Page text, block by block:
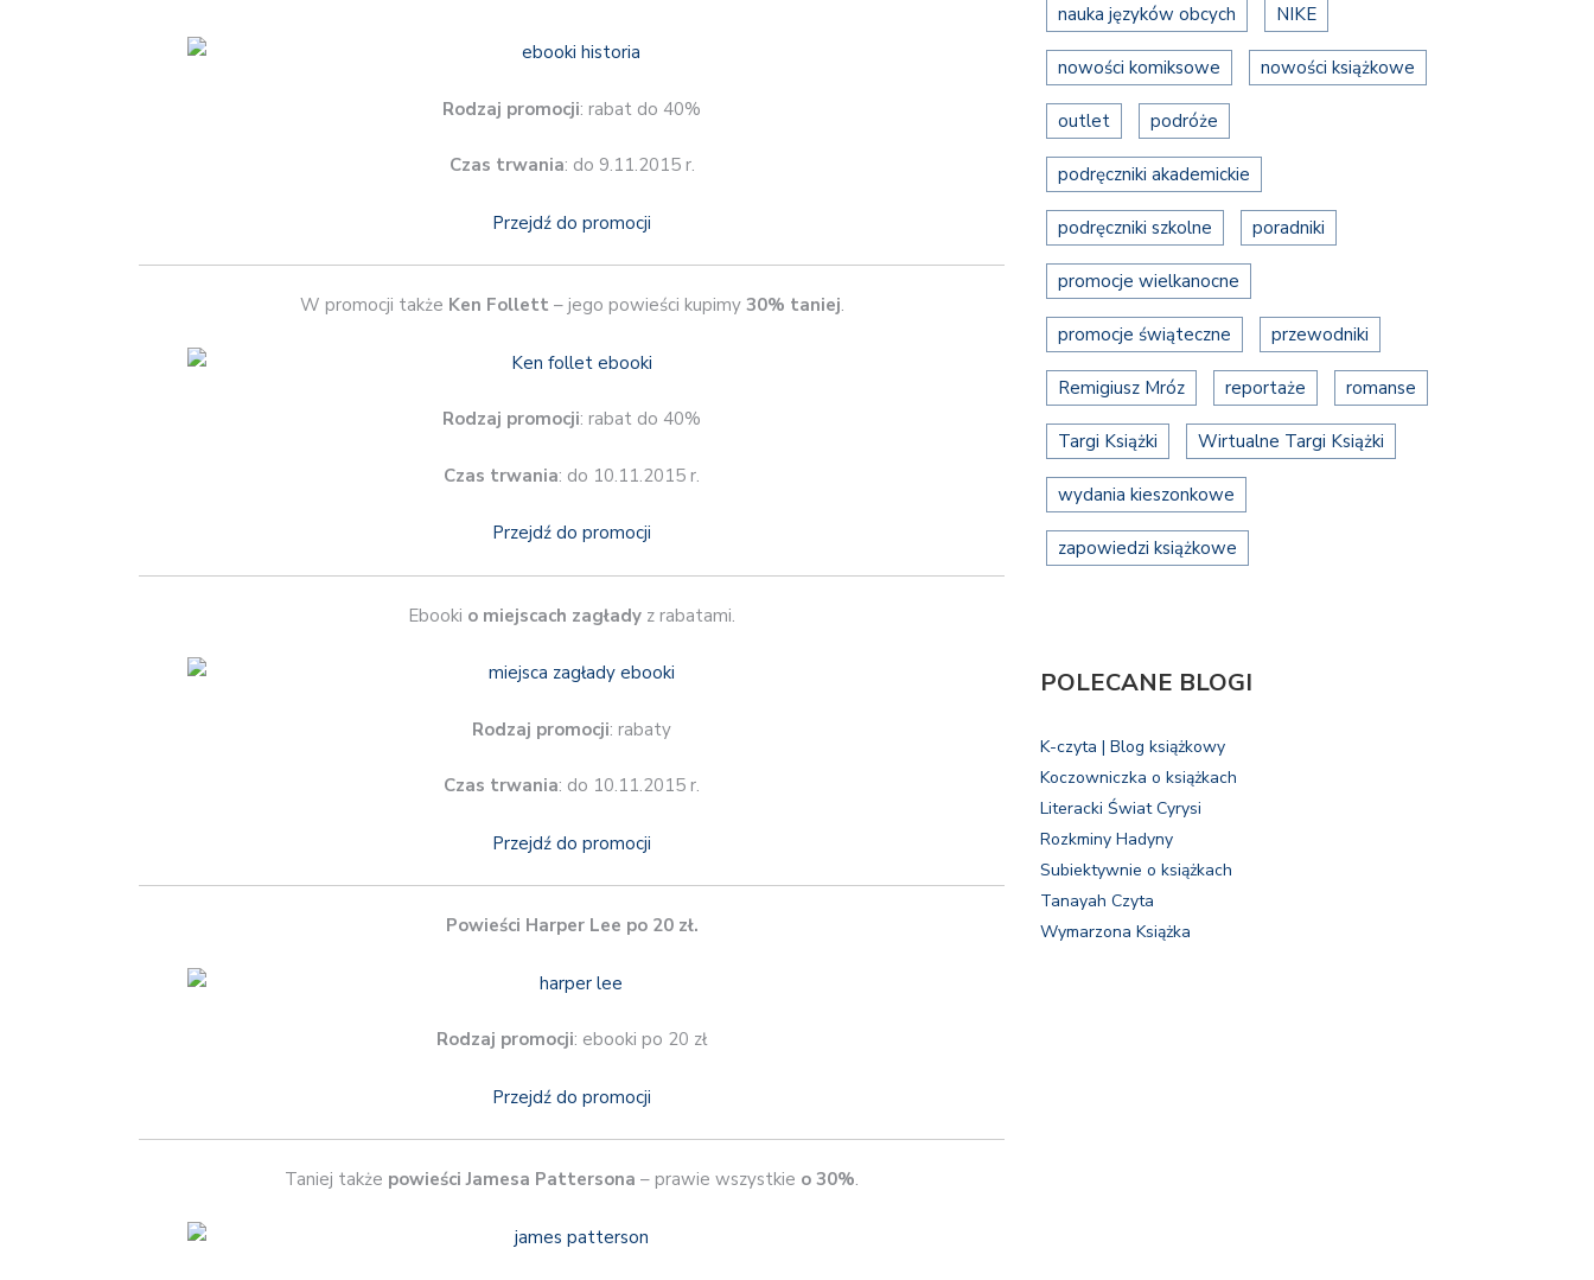
Rodzaj promocji: rabat do 40%
Czas trwania: do 9.11.2015 r.
Przejdź do promocji
W promocji także Ken Follett – jego powieści kupimy30% taniej.
Rodzaj promocji: rabat do 40%
Czas trwania: do 10.11.2015 r.
Przejdź do promocji
Ebooki o miejscach zagłady z rabatami.
Rodzaj promocji: rabaty
Czas trwania: do 10.11.2015 r.
Przejdź do promocji
Powieści Harper Lee po 20 zł.
Rodzaj promocji: ebooki po 20 zł
Przejdź do promocji
Taniej także powieści Jamesa Pattersona – prawie wszystkie o 30%.
nauka języków obcych NIKE
nowości komiksowe nowości książkowe
outlet podróże
podręczniki akademickie
podręczniki szkolne poradniki
promocje wielkanocne
promocje świąteczne przewodniki
Remigiusz Mróz reportaże romanse
Targi Książki Wirtualne Targi Książki
wydania kieszonkowe
zapowiedzi książkowe
POLECANE BLOGI
K-czyta | Blog książkowy
Koczowniczka o książkach
Literacki Świat Cyrysi
Rozkminy Hadyny
Subiektywnie o książkach
Tanayah Czyta
Wymarzona Książka